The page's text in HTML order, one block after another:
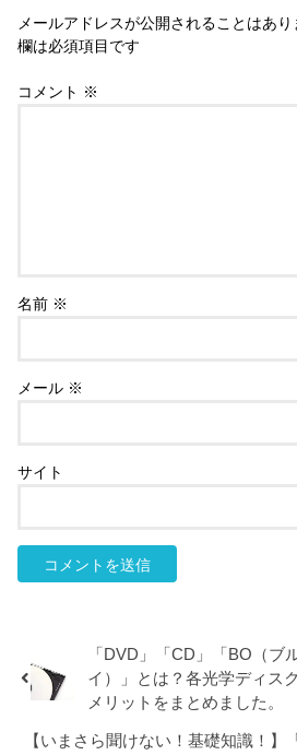
メールアドレスが公開されることはあり
欄は必須項目です
コメント ※
名前 ※
メール ※
サイト
「DVD」「CD」「BO（ブ
イ）」とは？各光学ディス
メリットをまとめました。
【いまさら聞けない！基礎知識！】